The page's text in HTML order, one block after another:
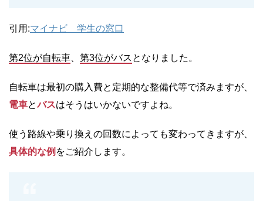
引用:マイナビ 学生の窓口
第2位が自転車 第3位がバス となりました。
自転車は最初の購入費と定期的な整備代等で済みますが、
電車とバスはそうはいかないですよね。
使う路線や乗り換えの回数によっても変わってきますが、
具体的な例 をご紹介します。